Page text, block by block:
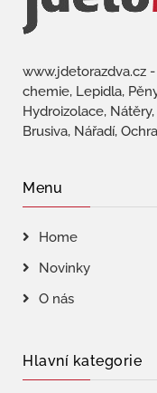
www.jdetorazdva.cz
chemie, Lepidla,
Hydroizolace,
Brusiva, Nářadí,
Menu
Home
Novinky
O nás
Hlavní kategorie